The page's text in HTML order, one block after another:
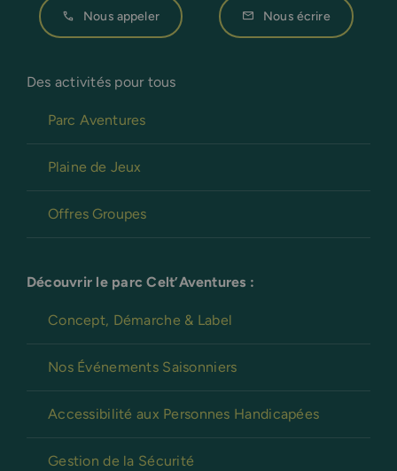
Des activités pour tous
Parc Aventures
Plaine de Jeux
Offres Groupes
Nous appeler Nous écrire
Découvrir le parc Celt’Aventures :
Concept, Démarche & Label
Nos Événements Saisonniers
Accessibilité aux Personnes Handicapées
Gestion de la Sécurité